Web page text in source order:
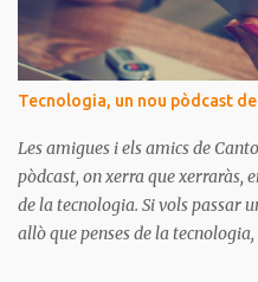
Tecnologia, un nou pòdcast
Les amigues i els amics de
pòdcast, on xerra que xerraràs,
de la tecnologia. Si vols passar
allò que penses de la